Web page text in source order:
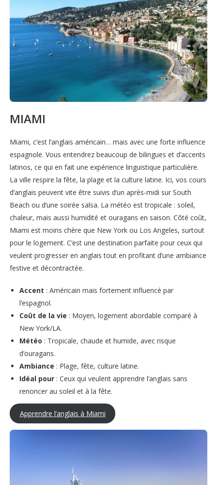
MIAMI
Miami, c’est l’anglais américain… mais avec une forte influence
espagnole. Vous entendrez beaucoup de bilingues et d’accents
latinos, ce qui en fait une expérience linguistique particulière.
La ville respire la fête, la plage et la culture latine. Ici, vos cours
d’anglais peuvent vite être suivis d’un après-midi sur South
Beach ou d’une soirée salsa. La météo est tropicale : soleil,
chaleur, mais aussi humidité et ouragans en saison. Côté coût,
Miami est moins chère que New York ou Los Angeles, surtout
pour le logement. C’est une destination parfaite pour ceux qui
veulent progresser en anglais tout en profitant d’une ambiance
festive et décontractée.
Accent : Américain mais fortement influencé par
l’espagnol.
Coût de la vie : Moyen, logement abordable comparé à
New York/LA.
Météo : Tropicale, chaude et humide, avec risque
d’ouragans.
Ambiance : Plage, fête, culture latine.
Idéal pour : Ceux qui veulent apprendre l’anglais sans
renoncer au soleil et à la fête.
Apprendre l’anglais à Miami